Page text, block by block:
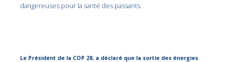
dangereuses pour la santé des passants.
Le Président de la COP 28, a déclaré que la sortie des énergies